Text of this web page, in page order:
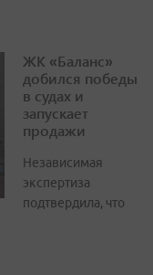
ЖК «Баланс»
добился победы
в судах и
запускает
продажи
Независимая
экспертиза
подтвердила, что